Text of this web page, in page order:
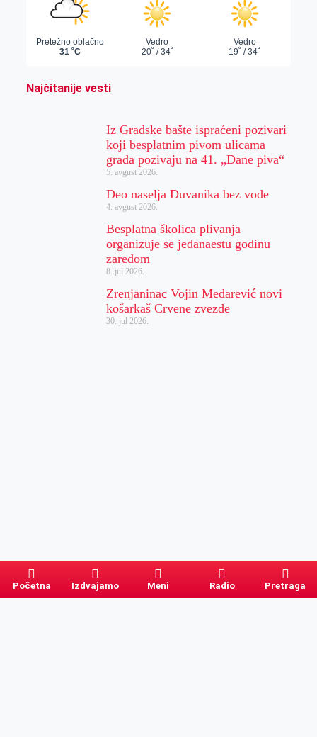
Najčitanije vesti
Iz Gradske bašte ispraćeni pozivari
koji besplatnim pivom ulicama
grada pozivaju na 41. „Dane piva“
5. avgust 2026.
Deo naselja Duvanika bez vode
4. avgust 2026.
Besplatna školica plivanja
organizuje se jedanaestu godinu
zaredom
8. jul 2026.
Zrenjaninac Vojin Medarević novi
košarkaš Crvene zvezde
30. jul 2026.
Početna Izdvajamo Meni Radio Pretraga